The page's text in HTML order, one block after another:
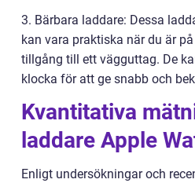
3. Bärbara laddare: Dessa
kan vara praktiska när du är
tillgång till ett vägguttag. De
klocka för att ge snabb och
Kvantitativa
laddare Apple
Enligt undersökningar och